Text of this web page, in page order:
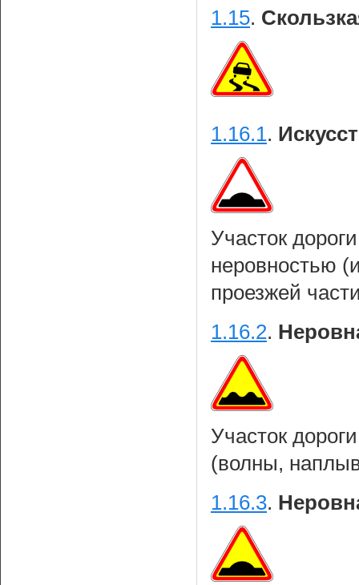
1.15.
1.16.1.
Участок
неровностью
проезжей
1.16.2.
Участок
(волны,
1.16.3.